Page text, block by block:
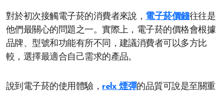
對於初次接觸電子菸的消費者來說， 電子菸價錢往往是
他們最關心的問題之一。實際上，電子菸的價格會根據
品牌、型號和功能有所不同，建議消費者可以多方比
較，選擇最適合自己需求的產品。
說到電子菸的使用體驗， relx 煙彈的品質可說是至關重